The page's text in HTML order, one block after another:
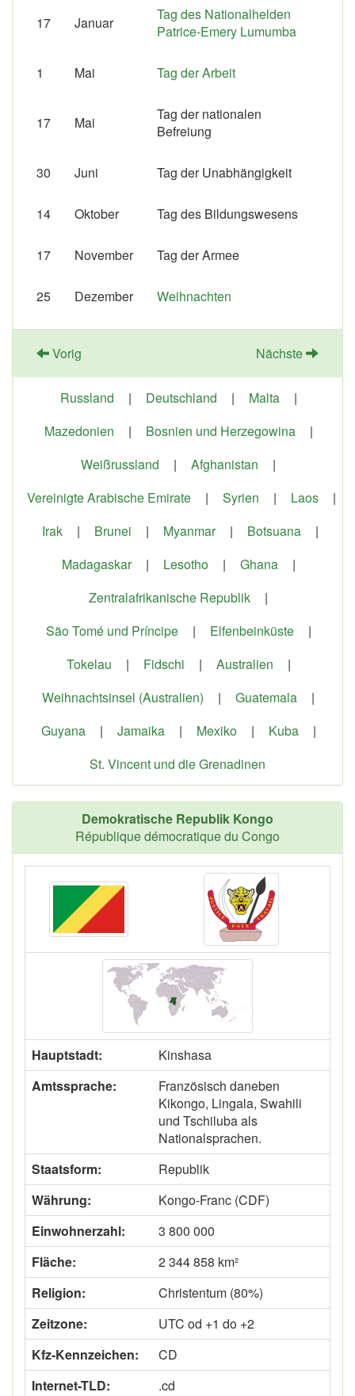
17 Januar
Tag des Nationalhelden
Patrice-Emery Lumumba
1 Mai Tag der Arbeit
17 Mai
Tag der nationalen
Befreiung
30 Juni Tag der Unabhängigkeit
14 Oktober Tag des Bildungswesens
17 November Tag der Armee
25 Dezember Weihnachten
Vorig Nächste
Russland | Deutschland | Malta
|
Mazedonien
| Bosnien und Herzegowina
|
Weißrussland
| Afghanistan
|
Vereinigte Arabische Emirate
| Syrien | Laos
|
Irak
| Brunei | Myanmar | Botsuana
|
Madagaskar
| Lesotho | Ghana
|
Zentralafrikanische Republik
|
São Tomé und Príncipe
| Elfenbeinküste
|
Tokelau
| Fidschi | Australien
|
Weihnachtsinsel (Australien)
| Guatemala
|
Guyana
| Jamaika | Mexiko | Kuba
|
St. Vincent und die Grenadinen
Demokratische Republik Kongo
République démocratique du Congo
Hauptstadt:
Kinshasa
Amtssprache:
Französisch daneben
Kikongo, Lingala, Swahili
und Tschiluba als
Nationalsprachen.
Staatsform:
Republik
Währung:
Kongo-Franc (CDF)
Einwohnerzahl:
3 800 000
Fläche:
2 344 858 km²
Religion:
Christentum (80%)
Zeitzone:
UTC od +1 do +2
Kfz-Kennzeichen:
CD
Internet-TLD:
.cd